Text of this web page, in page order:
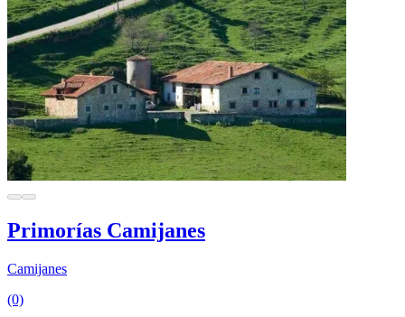
Primorías Camijanes
Camijanes
(0)